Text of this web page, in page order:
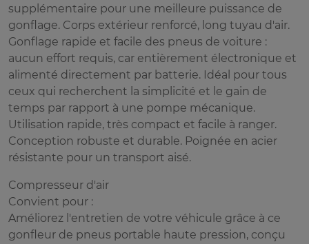
supplémentaire pour une meilleure puissance de
gonflage. Corps extérieur renforcé, long tuyau d'air.
Gonflage rapide et facile des pneus de voiture :
aucun effort requis, car entièrement électronique et
alimenté directement par batterie. Idéal pour tous
ceux qui recherchent la simplicité et le gain de
temps par rapport à une pompe mécanique.
Utilisation rapide, très compact et facile à ranger.
Conception robuste et durable. Poignée en acier
résistante pour un transport aisé.
Compresseur d'air
Convient pour :
Améliorez l'entretien de votre véhicule grâce à ce
gonfleur de pneus portable haute pression, conçu